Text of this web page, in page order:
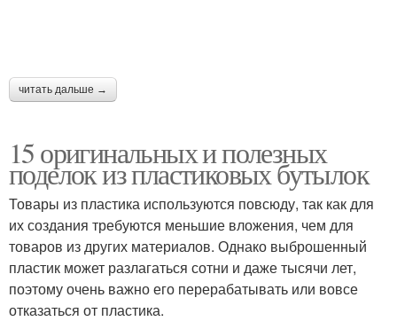
читать дальше →
15 оригинальных и полезных
поделок из пластиковых бутылок
Товары из пластика используются повсюду, так как для
их создания требуются меньшие вложения, чем для
товаров из других материалов. Однако выброшенный
пластик может разлагаться сотни и даже тысячи лет,
поэтому очень важно его перерабатывать или вовсе
отказаться от пластика.